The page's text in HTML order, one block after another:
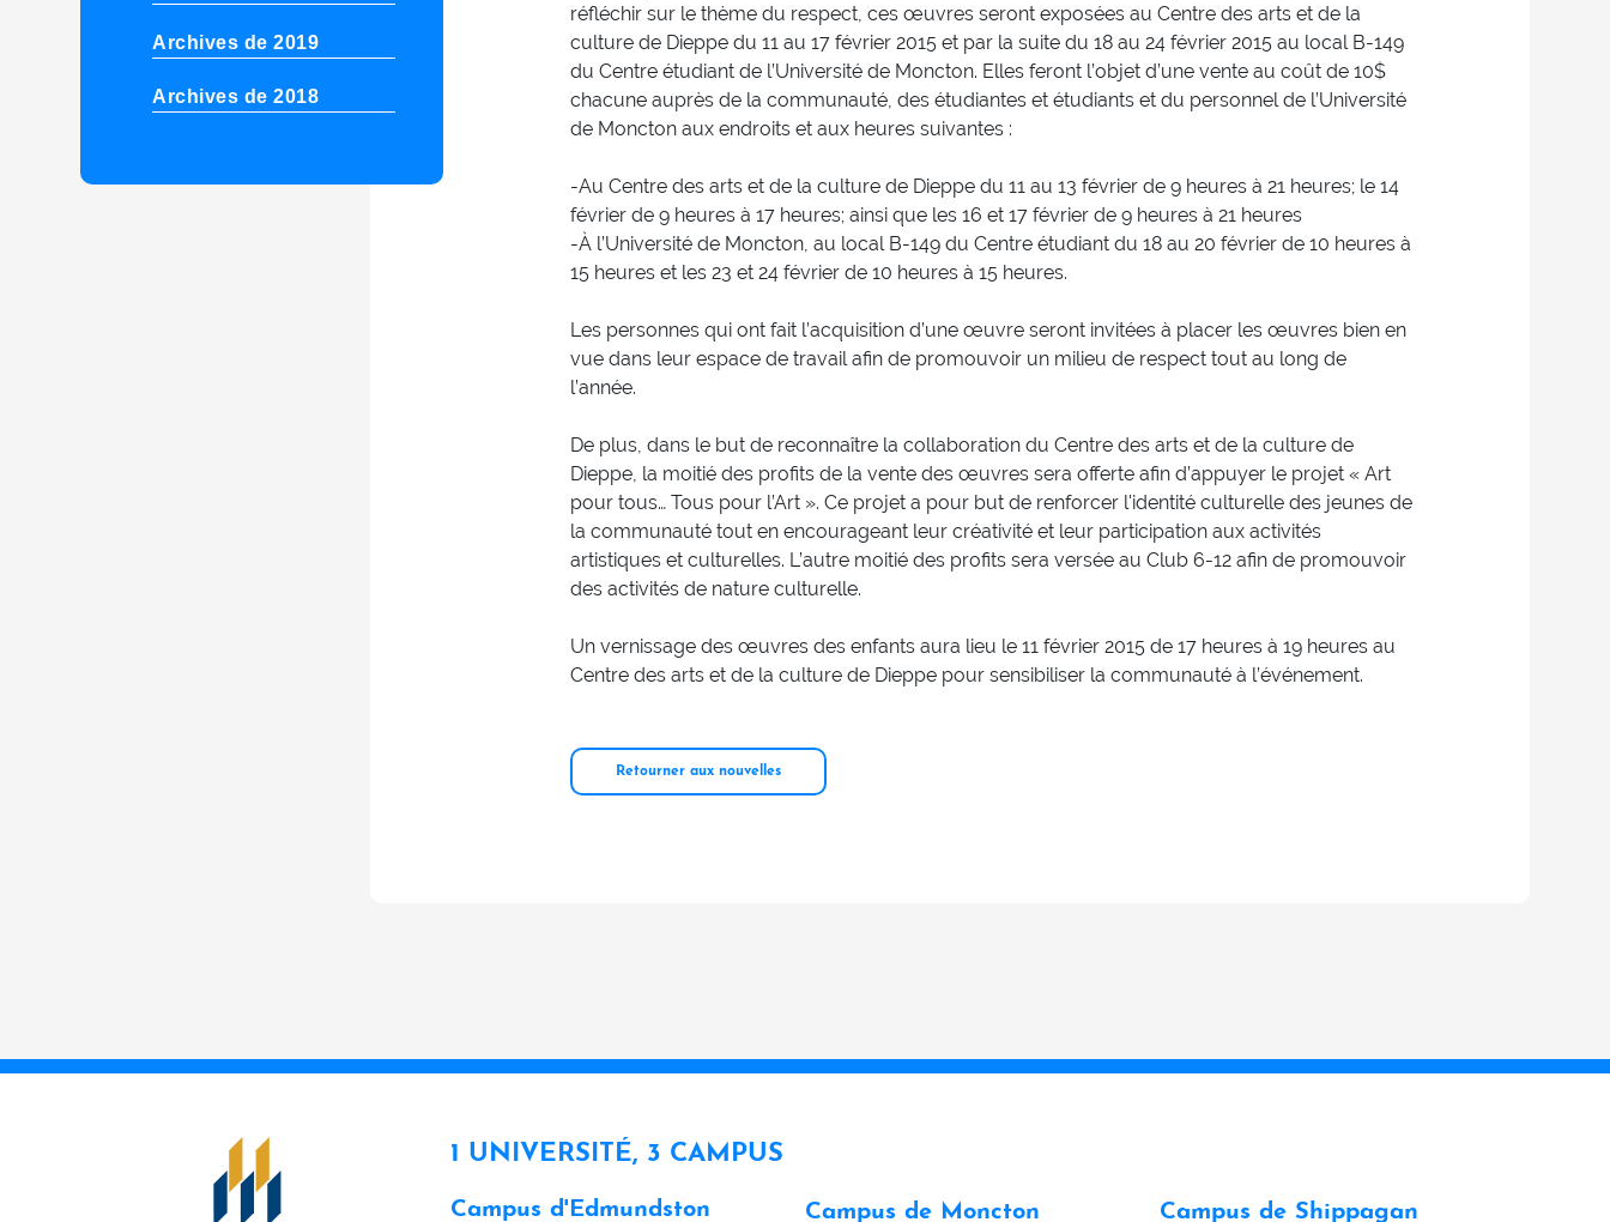
Archives de 2019
Archives de 2018
réfléchir sur le thème du respect, ces œuvres seront exposées au Centre des arts et de la
culture de Dieppe du 11 au 17 février 2015 et par la suite du 18 au 24 février 2015 au local B-149
du Centre étudiant de l’Université de Moncton. Elles feront l’objet d’une vente au coût de 10$
chacune auprès de la communauté, des étudiantes et étudiants et du personnel de l’Université
de Moncton aux endroits et aux heures suivantes :
-Au Centre des arts et de la culture de Dieppe du 11 au 13 février de 9 heures à 21 heures; le 14
février de 9 heures à 17 heures; ainsi que les 16 et 17 février de 9 heures à 21 heures
-À l’Université de Moncton, au local B-149 du Centre étudiant du 18 au 20 février de 10 heures à
15 heures et les 23 et 24 février de 10 heures à 15 heures.
Les personnes qui ont fait l’acquisition d’une œuvre seront invitées à placer les œuvres bien en
vue dans leur espace de travail afin de promouvoir un milieu de respect tout au long de
l’année.
De plus, dans le but de reconnaître la collaboration du Centre des arts et de la culture de
Dieppe, la moitié des profits de la vente des œuvres sera offerte afin d’appuyer le projet « Art
pour tous… Tous pour l’Art ». Ce projet a pour but de renforcer l'identité culturelle des jeunes de
la communauté tout en encourageant leur créativité et leur participation aux activités
artistiques et culturelles. L’autre moitié des profits sera versée au Club 6-12 afin de promouvoir
des activités de nature culturelle.
Un vernissage des œuvres des enfants aura lieu le 11 février 2015 de 17 heures à 19 heures au
Centre des arts et de la culture de Dieppe pour sensibiliser la communauté à l’événement.
Retourner aux nouvelles
1 UNIVERSITÉ, 3 CAMPUS
Campus d'Edmundston Campus de Moncton Campus de Shippagan